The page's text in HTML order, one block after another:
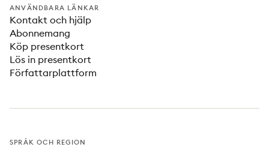
ANVÄNDBARA LÄNKAR
Kontakt och hjälp
Abonnemang
Köp presentkort
Lös in presentkort
Författarplattform
SPRÅK OCH REGION